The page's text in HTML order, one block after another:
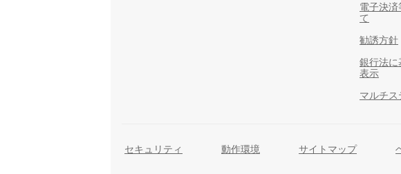
電子決
て
勧誘方針
銀行法に
表示
マルチ
セキュリティ 動作環境 サイトマップ